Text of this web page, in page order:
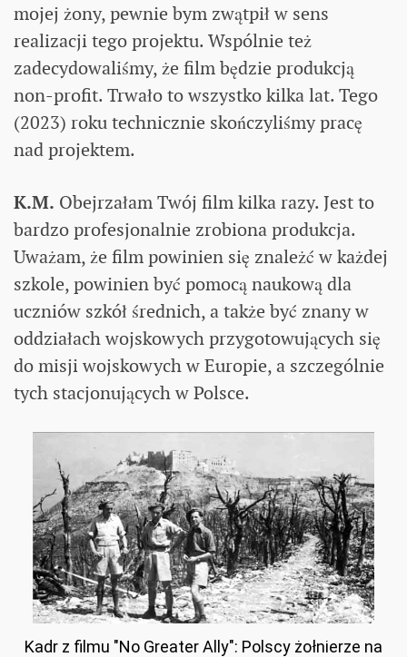
mojej żony, pewnie bym zwątpił w sens
realizacji tego projektu. Wspólnie też
zadecydowaliśmy, że film będzie produkcją
non-profit. Trwało to wszystko kilka lat. Tego
(2023) roku technicznie skończyliśmy pracę
nad projektem.
K.M. Obejrzałam Twój film kilka razy. Jest to
bardzo profesjonalnie zrobiona produkcja.
Uważam, że film powinien się znależć w każdej
szkole, powinien być pomocą naukową dla
uczniów szkół średnich, a także być znany w
oddziałach wojskowych przygotowujących się
do misji wojskowych w Europie, a szczególnie
tych stacjonujących w Polsce.
Kadr z filmu "No Greater Ally": Polscy żołnierze na